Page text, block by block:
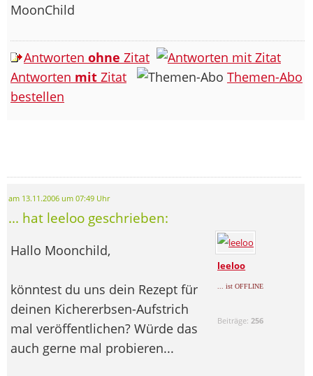
MoonChild
Antworten ohne Zitat
Antworten mit Zitat
Themen-Abo
bestellen
am 13.11.2006 um 07:49 Uhr
... hat leeloo geschrieben:
leeloo
... ist OFFLINE
Beiträge: 256
Hallo Moonchild,
könntest du uns dein Rezept für
deinen Kichererbsen-Aufstrich
mal veröffentlichen? Würde das
auch gerne mal probieren...